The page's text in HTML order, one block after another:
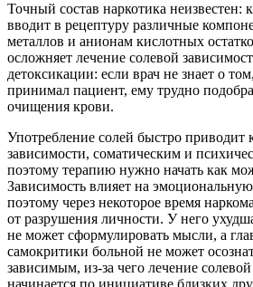
Точный состав наркотика неизвестен:
вводит в рецептуру различные
металлов и анионам кислотных
осложняет лечение солевой
детоксикации: если врач не знает о
принимал пациент, ему трудно
очищения крови.
Употребление солей быстро приводит
зависимости, соматическим и
поэтому терапию нужно начать как
Зависимость влияет на
поэтому через некоторое время
от разрушения личности. У него
не может сформулировать мысли, а
самокритики больной не может
зависимым, из-за чего лечение